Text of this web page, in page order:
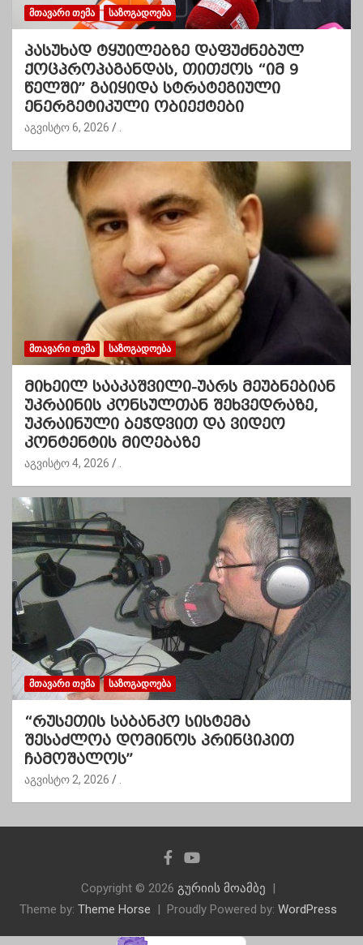
ᲛᲗᲐᲕᲐᲠᲘ ᲗᲔᲛᲐ ᲡᲐᲖᲝᲒᲐᲓᲝᲔᲑᲐ
პასუხად ტყუილებზე დაფუძნებულ
ქოცპროპაგანდას, თითქოს “იმ 9
წელში” გაიყიდა სტრატეგიული
ენერგეტიკული ობიექტები
აგვისტო 6, 2026
ᲛᲗᲐᲕᲐᲠᲘ ᲗᲔᲛᲐ ᲡᲐᲖᲝᲒᲐᲓᲝᲔᲑᲐ
მიხეილ სააკაშვილი-უარს მეუბნებიან
უკრაინის კონსულთან შეხვედრაზე,
უკრაინული ბეჭდვით და ვიდეო
კონტენტის მიღებაზე
აგვისტო 4, 2026
ᲛᲗᲐᲕᲐᲠᲘ ᲗᲔᲛᲐ ᲡᲐᲖᲝᲒᲐᲓᲝᲔᲑᲐ
“რუსეთის საბანკო სისტემა
შესაძლოა დომინოს პრინციპით
ჩამოშალოს”
აგვისტო 2, 2026 .
Copyright © 2026 გურიის მოამბე
Theme by: Theme Horse Proudly Powered by: WordPress